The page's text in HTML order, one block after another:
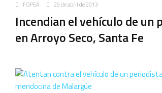
FOPEA 25 de abril de 2013
Incendian el vehículo de un
en Arroyo Seco, Santa Fe